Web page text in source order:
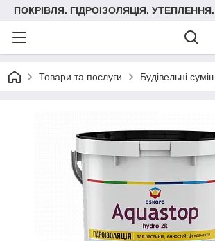
ПОКРІВЛЯ. ГІДРОІЗОЛЯЦІЯ. УТЕПЛЕННЯ.
Товари та послуги Будівельні